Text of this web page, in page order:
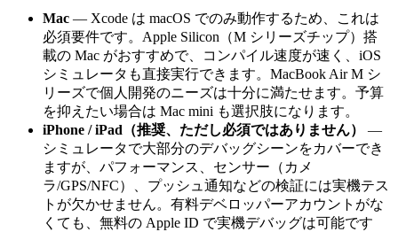
Mac — Xcode は macOS でのみ動作するため、これは
必須要件です。Apple Silicon（M シリーズチップ）搭
載の Mac がおすすめで、コンパイル速度が速く、iOS
シミュレータも直接実行できます。MacBook Air M シ
リーズで個人開発のニーズは十分に満たせます。予算
を抑えたい場合は Mac mini も選択肢になります。
iPhone / iPad（推奨、ただし必須ではありません）
—
シミュレータで大部分のデバッグシーンをカバーでき
ますが、パフォーマンス、センサー（カメ
ラ/GPS/NFC）、プッシュ通知などの検証には実機テス
トが欠かせません。有料デベロッパーアカウントがな
くても、無料の Apple ID で実機デバッグは可能です